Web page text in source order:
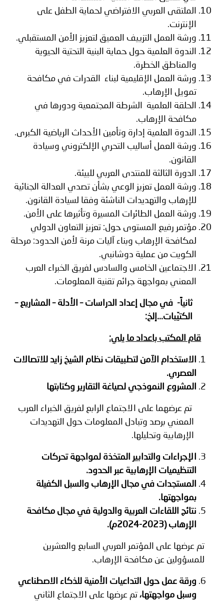
الملتقى العربي الافتراضي لحماية الطفل على
الإنترنت.
ورشة العمل التزييف العميق لتعزيز الأمن المستقبلي.
الندوة العلمية حول حماية البنية التحتية الحيوية
والمناطق الخطرة.
ورشة العمل الإقليمية لبناء القدرات في مكافحة
تمويل الإرهاب.
الحلقة العلمية الشرطة المجتمعية ودورها في
مكافحة الإرهاب.
الندوة العلمية إدارة وتأمين الأحداث الرياضية الكبرى.
ورشة العمل أساليب التحري الإلكتروني وسيادة
القانون.
الدورة الثالثة للمنتدى العربي للبيئة.
ورشة العمل تعزيز الوعي بشأن تصدي العدالة الجنائية
للإرهاب والتهديدات الناشئة وفقا لسيادة القانون.
ورشة العمل الطائرات المسيرة وتأثيرها على الأمن.
مؤتمر رفيع المستوى حول: تعزيز التعاون الدولي
لمكافحة الإرهاب وبناء آليات مرنة لأمن الحدود: مرحلة
الكويت من عملية دوشانبي.
الاجتماعين الخامس والسادس لفريق الخبراء العرب
المعني بمواجهة جرائم تقنية المعلومات.
ثانياً- في مجال إعداد الدراسات – الأدلة – المشاريع –
الكتيّبات...إلخ:
قام المكتب باعداد ما يلي:
الاستخدام الآمن لتطبيقات نظام الشيخ زايد للاتصالات
العصري.
المشروع النموذجي لصياغة التقارير وكتابتها
تم عرضهما على الاجتماع الرابع لفريق الخبراء العرب
المعني برصد وتبادل المعلومات حول التهديدات
الإرهابية وتحليلها.
الإجراءات والتدابير المتخذة لمواجهة تحركات
التنظيميات الإرهابية عبر الحدود.
المستجدات في مجال الإرهاب والسبل الكفيلة
بمواجهتها.
نتائج اللقاءات العربية والدولية في مجال مكافحة
الإرهاب (2023-2024م).
تم عرضها على المؤتمر العربي السابع والعشرين
للمسؤولين عن مكافحة الإرهاب.
ورقة عمل حول التداعيات الأمنية للذكاء الاصطناعي
وسبل مواجهتها، تم عرضها على الاجتماع الثاني